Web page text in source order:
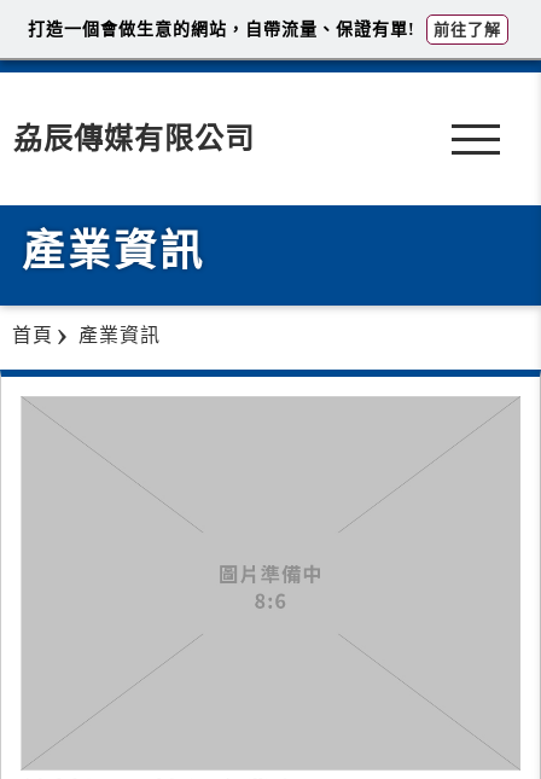
劦辰傳媒有限公司
產業資訊
首頁 產業資訊
打造一個會做生意的網站，自帶流量、保證有單! 前往了解